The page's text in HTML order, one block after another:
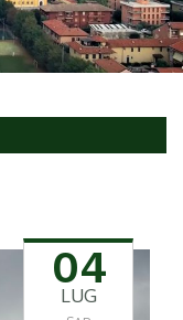
04
LUG